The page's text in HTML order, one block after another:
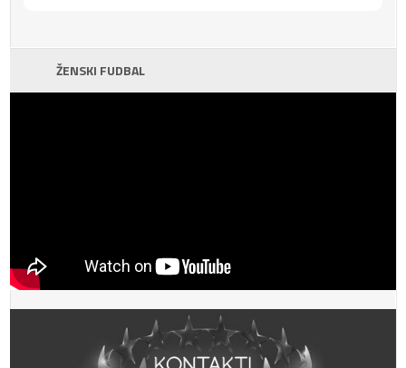
ŽENSKI FUDBAL